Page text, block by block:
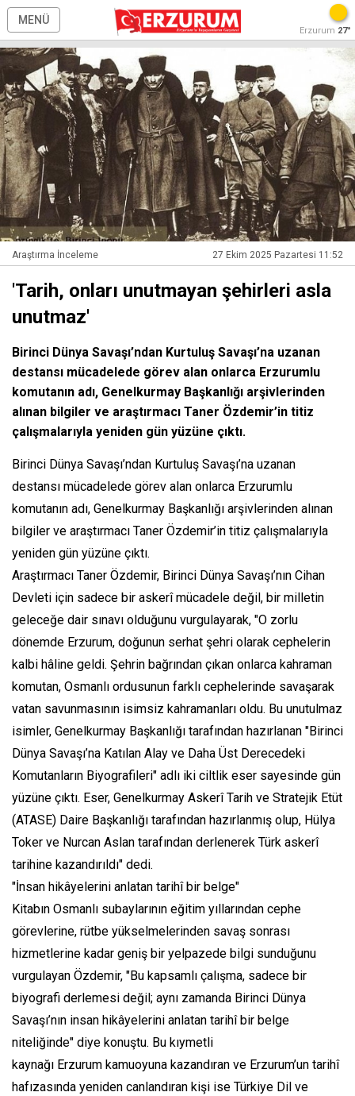
MENÜ
Erzurum 27°
Araştırma İnceleme 27 Ekim 2025 Pazartesi 11:52
'Tarih, onları unutmayan şehirleri asla
unutmaz'
Birinci Dünya Savaşı’ndan Kurtuluş Savaşı’na uzanan
destansı mücadelede görev alan onlarca Erzurumlu
komutanın adı, Genelkurmay Başkanlığı arşivlerinden
alınan bilgiler ve araştırmacı Taner Özdemir’in titiz
çalışmalarıyla yeniden gün yüzüne çıktı.
Birinci Dünya Savaşı’ndan Kurtuluş Savaşı’na uzanan
destansı mücadelede görev alan onlarca Erzurumlu
komutanın adı, Genelkurmay Başkanlığı arşivlerinden alınan
bilgiler ve araştırmacı Taner Özdemir’in titiz çalışmalarıyla
yeniden gün yüzüne çıktı.
Araştırmacı Taner Özdemir, Birinci Dünya Savaşı’nın Cihan
Devleti için sadece bir askerî mücadele değil, bir milletin
geleceğe dair sınavı olduğunu vurgulayarak, "O zorlu
dönemde Erzurum, doğunun serhat şehri olarak cephelerin
kalbi hâline geldi. Şehrin bağrından çıkan onlarca kahraman
komutan, Osmanlı ordusunun farklı cephelerinde savaşarak
vatan savunmasının isimsiz kahramanları oldu. Bu unutulmaz
isimler, Genelkurmay Başkanlığı tarafından hazırlanan "Birinci
Dünya Savaşı’na Katılan Alay ve Daha Üst Derecedeki
Komutanların Biyografileri" adlı iki ciltlik eser sayesinde gün
yüzüne çıktı. Eser, Genelkurmay Askerî Tarih ve Stratejik Etüt
(ATASE) Daire Başkanlığı tarafından hazırlanmış olup, Hülya
Toker ve Nurcan Aslan tarafından derlenerek Türk askerî
tarihine kazandırıldı" dedi.
"İnsan hikâyelerini anlatan tarihî bir belge"
Kitabın Osmanlı subaylarının eğitim yıllarından cephe
görevlerine, rütbe yükselmelerinden savaş sonrası
hizmetlerine kadar geniş bir yelpazede bilgi sunduğunu
vurgulayan Özdemir, "Bu kapsamlı çalışma, sadece bir
biyografi derlemesi değil; aynı zamanda Birinci Dünya
Savaşı’nın insan hikâyelerini anlatan tarihî bir belge
niteliğinde" diye konuştu. Bu kıymetli
kaynağı Erzurum kamuoyuna kazandıran ve Erzurum’un tarihî
hafızasında yeniden canlandıran kişi ise Türkiye Dil ve